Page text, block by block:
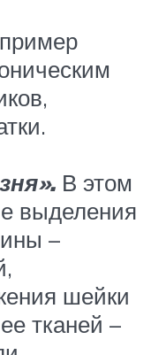
В этом
выделения
–
шейки
тканей –